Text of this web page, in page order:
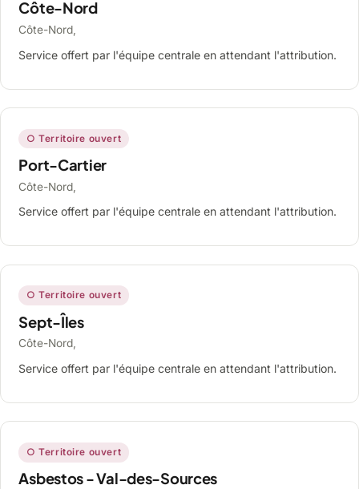
Côte-Nord
Côte-Nord,
Service offert par l'équipe centrale en attendant l'attribution.
○ Territoire ouvert
Port-Cartier
Côte-Nord,
Service offert par l'équipe centrale en attendant l'attribution.
○ Territoire ouvert
Sept-Îles
Côte-Nord,
Service offert par l'équipe centrale en attendant l'attribution.
○ Territoire ouvert
Asbestos - Val-des-Sources